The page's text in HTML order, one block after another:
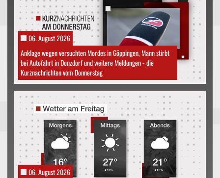
06. August 2026
Anklage wegen versuchten Mordes in Göppingen, Mann stirbt
bei Autofahrt in Donzdorf und weitere Meldungen - die
Kurznachrichten vom Donnerstag
06. August 2026